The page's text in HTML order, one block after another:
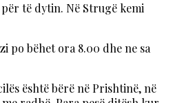
të dytin. Në Strugë kemi
po bëhet ora 8.00 dhe ne sa
është bërë në Prishtinë, në